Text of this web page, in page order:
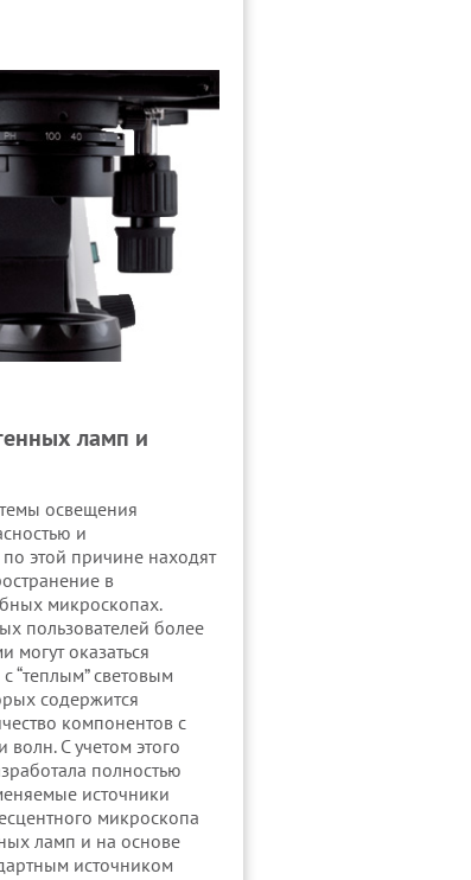
ламп и
освещения
и
этой причине находят
в
микроскопах.
пользователей более
могут оказаться
“теплым” световым
содержится
компонентов с
С учетом этого
полностью
источники
микроскопа
ламп и на основе
источником